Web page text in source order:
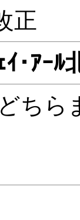
正
ｲ･ｱｰﾙ
ちら